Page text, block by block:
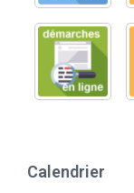
Calendrier